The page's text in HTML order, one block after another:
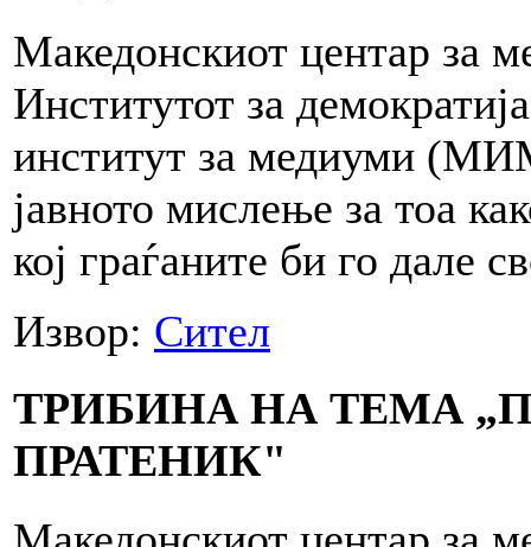
Македонскиот центар за
Институтот за
институт за медиуми
јавното мислење за тоа
кој граѓаните би го дале
Извор: Сител
ТРИБИНА НА ТЕМА
ПРАТЕНИК"